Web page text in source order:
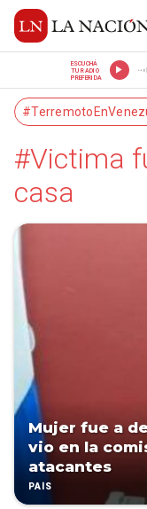
ESCUCHÁ
TU RADIO
PREFERIDA
#Victima
casa
Mujer fue a
vio en la
atacantes
PAÍS